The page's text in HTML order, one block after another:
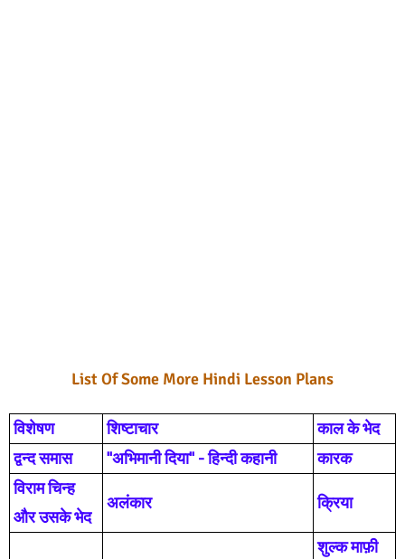
List Of Some More Hindi Lesson Plans
विशेषण शिष्टाचार
काल के भेद
द्वन्द समास
"अभिमानी दिया" - हिन्दी कहानी
कारक
विराम चिन्ह
और उसके भेद
अलंकार क्रिया
शुल्क माफ़ी